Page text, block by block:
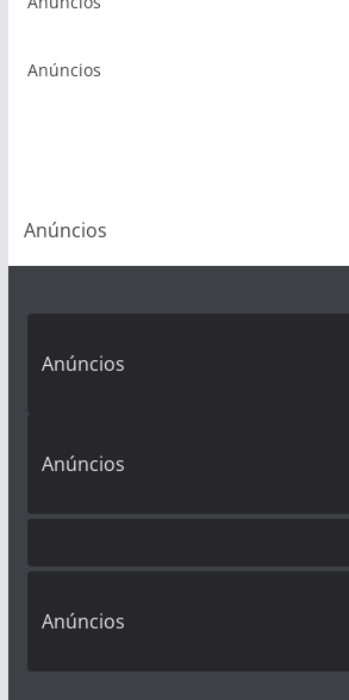
Anúncios
Anúncios
Anúncios
Anúncios
Anúncios